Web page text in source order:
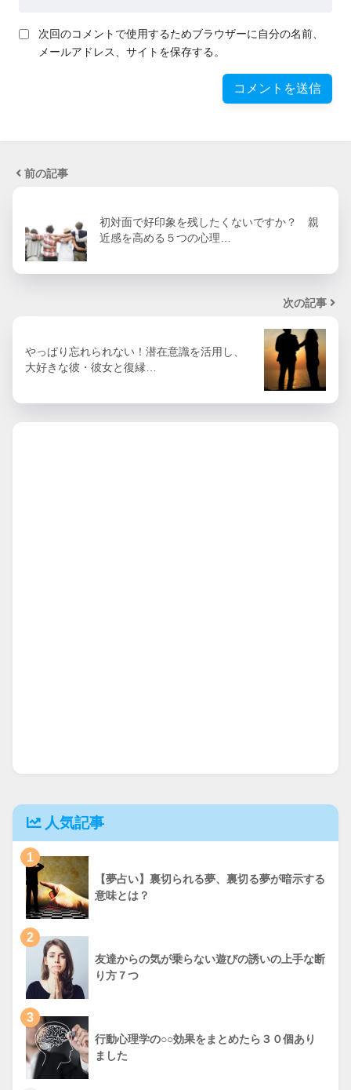
次回のコメントで使用するためブラウザーに自分の名前、
メールアドレス、サイトを保存する。
前の記事
初対面で好印象を残したくないですか？ 親
近感を高める５つの心理…
次の記事
やっぱり忘れられない！潜在意識を活用し、
大好きな彼・彼女と復縁…
人気記事
1
【夢占い】裏切られる夢、裏切る夢が暗示する
意味とは？
2
友達からの気が乗らない遊びの誘いの上手な断
り方７つ
3
行動心理学の○○効果をまとめたら３０個あり
ました